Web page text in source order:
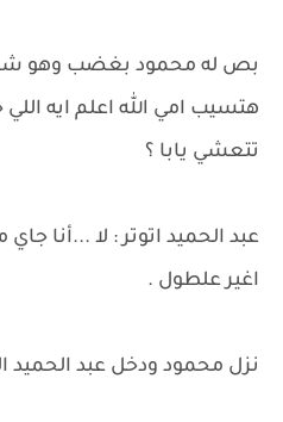
بص له محمود بغضب وهو
هتسيب امي الله اعلم ايه
تتعشي يابا ؟
عبد الحميد اتوتر : لا ...أنا
اغير علطول .
نزل محمود ودخل عبد الحميد